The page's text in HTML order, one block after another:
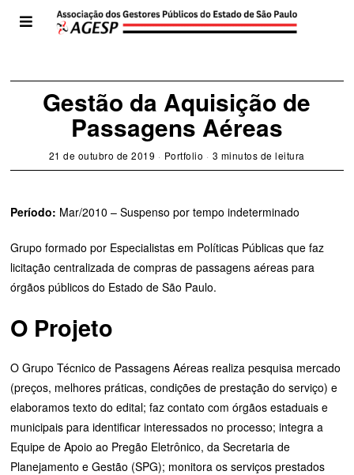
Gestão da Aquisição de
Passagens Aéreas
21 de outubro de 2019 Portfolio 3 minutos de leitura
Período: Mar/2010 – Suspenso por tempo indeterminado
Grupo formado por Especialistas em Políticas Públicas que faz
licitação centralizada de compras de passagens aéreas para
órgãos públicos do Estado de São Paulo.
O Projeto
O Grupo Técnico de Passagens Aéreas realiza pesquisa mercado
(preços, melhores práticas, condições de prestação do serviço) e
elaboramos texto do edital; faz contato com órgãos estaduais e
municipais para identificar interessados no processo; integra a
Equipe de Apoio ao Pregão Eletrônico, da Secretaria de
Planejamento e Gestão (SPG); monitora os serviços prestados